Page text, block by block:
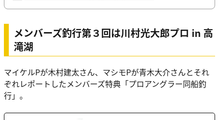
メンバーズ釣行第３回は川村光大郎プロ in 高
滝湖
マイケルPが木村建太さん、マシモPが青木大介さんとそれ
ぞれレポートしたメンバーズ特典「プロアングラー同船釣
行」。